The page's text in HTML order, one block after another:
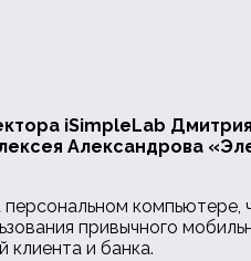
iSimpleLab
Александрова
компьютере,
привычного
и банка.